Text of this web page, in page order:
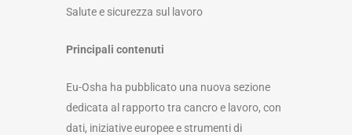
Salute e sicurezza sul lavoro
Principali contenuti
Eu-Osha ha pubblicato una nuova sezione
dedicata al rapporto tra cancro e lavoro, con
dati, iniziative europee e strumenti di